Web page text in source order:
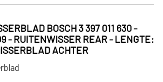
BOSCH 3 397 011 630 -
- RUITENWISSER REAR - LENGTE:
ACHTER